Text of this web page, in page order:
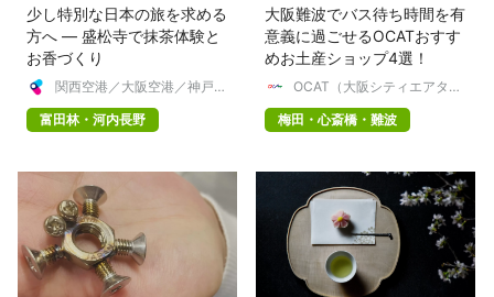
少し特別な日本の旅を求める
方へ ― 盛松寺で抹茶体験と
お香づくり
関西空港／大阪空港／神戸空
富田林・河内長野
大阪難波でバス待ち時間を有
意義に過ごせるOCATおすす
めお土産ショップ4選！
OCAT（大阪シティエアター
梅田・心斎橋・難波